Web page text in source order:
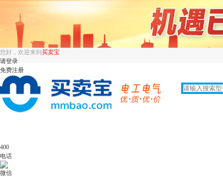
您好，欢迎来到 买卖宝
请登录
免费注册
400
电话
微信